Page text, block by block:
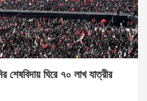
শেষবিদায় ঘিরে ৭০ লাখ যাত্রীর